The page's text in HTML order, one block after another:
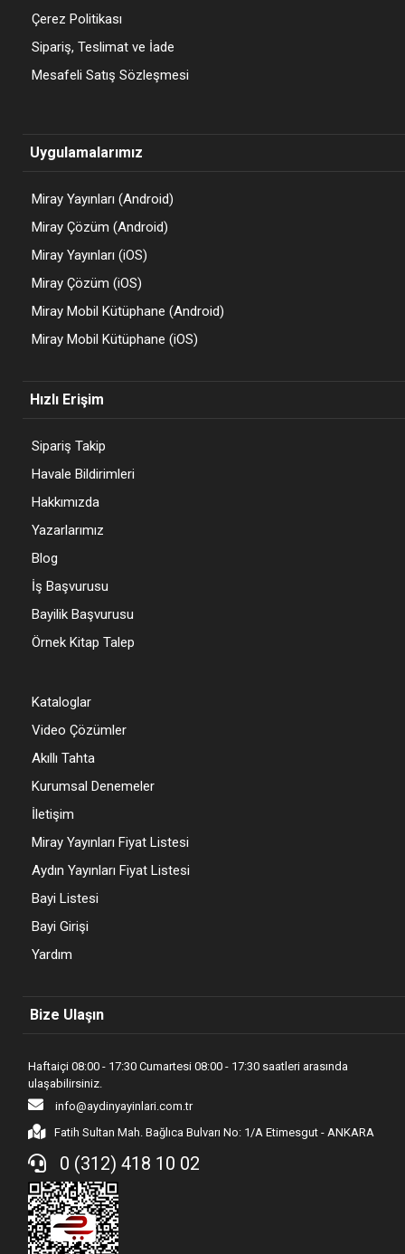
Çerez Politikası
Sipariş, Teslimat ve İade
Mesafeli Satış Sözleşmesi
Uygulamalarımız
Miray Yayınları (Android)
Miray Çözüm (Android)
Miray Yayınları (iOS)
Miray Çözüm (iOS)
Miray Mobil Kütüphane (Android)
Miray Mobil Kütüphane (iOS)
Hızlı Erişim
Sipariş Takip
Havale Bildirimleri
Hakkımızda
Yazarlarımız
Blog
İş Başvurusu
Bayilik Başvurusu
Örnek Kitap Talep
Kataloglar
Video Çözümler
Akıllı Tahta
Kurumsal Denemeler
İletişim
Miray Yayınları Fiyat Listesi
Aydın Yayınları Fiyat Listesi
Bayi Listesi
Bayi Girişi
Yardım
Bize Ulaşın
Haftaiçi 08:00 - 17:30 Cumartesi 08:00 - 17:30 saatleri arasında
ulaşabilirsiniz.
info@aydinyayinlari.com.tr
Fatih Sultan Mah. Bağlıca Bulvarı No: 1/A Etimesgut - ANKARA
0 (312) 418 10 02